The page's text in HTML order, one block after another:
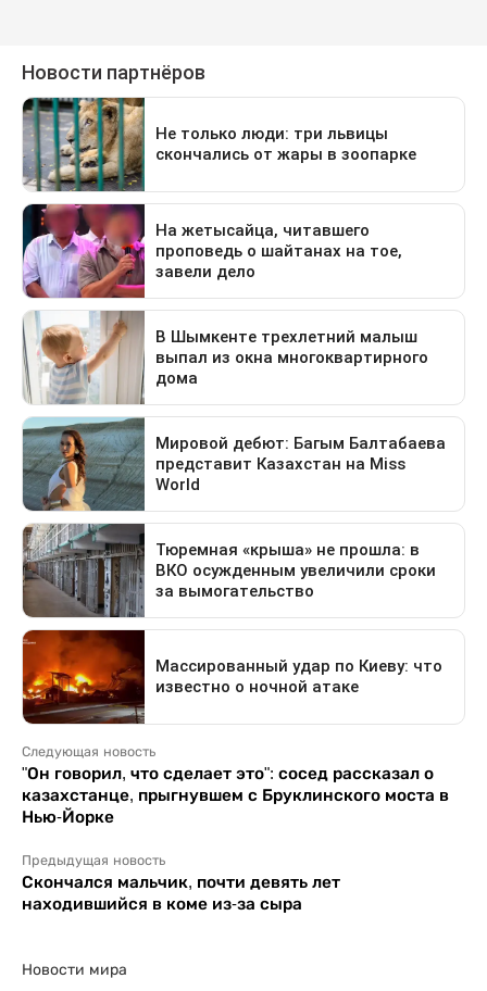
Следующая новость
"Он говорил, что сделает это": сосед рассказал о
казахстанце, прыгнувшем с Бруклинского моста в
Нью-Йорке
Предыдущая новость
Скончался мальчик, почти девять лет
находившийся в коме из-за сыра
Новости мира